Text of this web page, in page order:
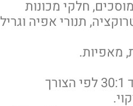
חלקי מכונות
תנורי אפיה וגריל
מאפיות.
דלל במים ביחס 5:1 עד 30:1 לפי הצורך